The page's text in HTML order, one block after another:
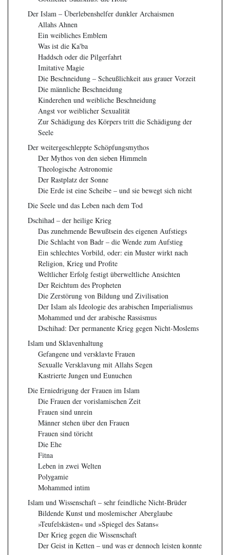
Der Islam – Überlebenshelfer dunkler Archaismen
Allahs Ahnen
Ein weibliches Emblem
Was ist die Ka'ba
Haddsch oder die Pilgerfahrt
Imitative Magie
Die Beschneidung – Scheußlichkeit aus grauer Vorzeit
Die männliche Beschneidung
Kinderehen und weibliche Beschneidung
Angst vor weiblicher Sexualität
Zur Schädigung des Körpers tritt die Schädigung der
Seele
Der weitergeschleppte Schöpfungsmythos
Der Mythos von den sieben Himmeln
Theologische Astronomie
Der Rastplatz der Sonne
Die Erde ist eine Scheibe – und sie bewegt sich nicht
Die Seele und das Leben nach dem Tod
Dschihad – der heilige Krieg
Das zunehmende Bewußtsein des eigenen Aufstiegs
Die Schlacht von Badr – die Wende zum Aufstieg
Ein schlechtes Vorbild, oder: ein Muster wirkt nach
Religion, Krieg und Profite
Weltlicher Erfolg festigt überweltliche Ansichten
Der Reichtum des Propheten
Die Zerstörung von Bildung und Zivilisation
Der Islam als Ideologie des arabischen Imperialismus
Mohammed und der arabische Rassismus
Dschihad: Der permanente Krieg gegen Nicht-Moslems
Islam und Sklavenhaltung
Gefangene und versklavte Frauen
Sexualle Versklavung mit Allahs Segen
Kastrierte Jungen und Eunuchen
Die Erniedrigung der Frauen im Islam
Die Frauen der vorislamischen Zeit
Frauen sind unrein
Männer stehen über den Frauen
Frauen sind töricht
Die Ehe
Fitna
Leben in zwei Welten
Polygamie
Mohammed intim
Islam und Wissenschaft – sehr feindliche Nicht-Brüder
Bildende Kunst und moslemischer Aberglaube
»Teufelskästen« und »Spiegel des Satans«
Der Krieg gegen die Wissenschaft
Der Geist in Ketten – und was er dennoch leisten konnte